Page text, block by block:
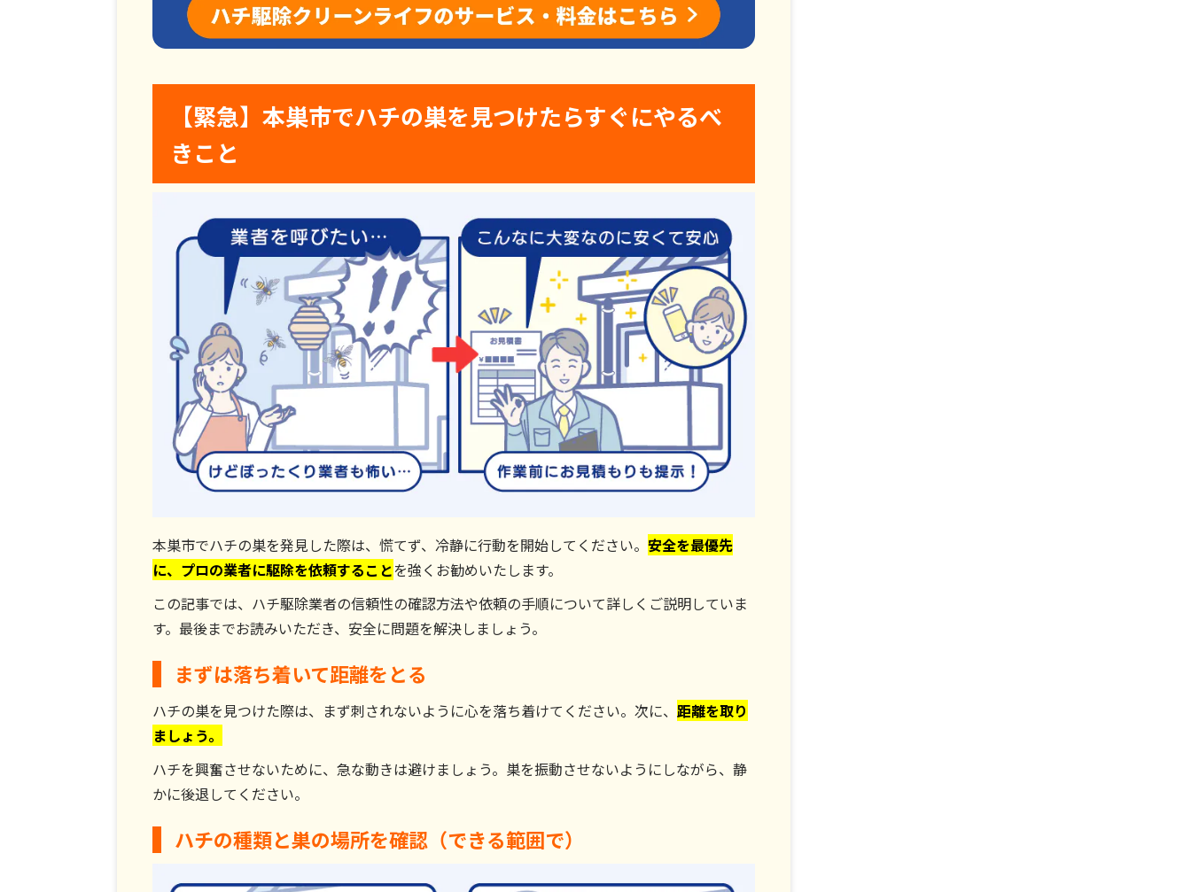
【緊急】本巣市でハチの巣を見つけたらすぐにやるべ
きこと
本巣市でハチの巣を発見した際は、慌てず、冷静に行動を開始してください。 安全を最優先
に、プロの業者に駆除を依頼することを強くお勧めいたします。
この記事では、ハチ駆除業者の信頼性の確認方法や依頼の手順について詳しくご説明していま
す。最後までお読みいただき、安全に問題を解決しましょう。
まずは落ち着いて距離をとる
ハチの巣を見つけた際は、まず刺されないように心を落ち着けてください。次に、 距離を取り
ましょう。
ハチを興奮させないために、急な動きは避けましょう。巣を振動させないようにしながら、静
かに後退してください。
ハチの種類と巣の場所を確認（できる範囲で）